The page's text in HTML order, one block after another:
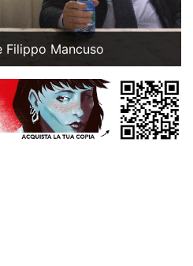
Filippo Mancuso